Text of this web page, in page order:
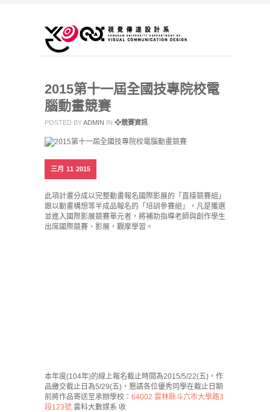
2015第十一屆全國技專院校電
腦動畫競賽
POSTED BYADMIN IN ❖競賽資訊
三月 11 2015
此項計畫分成以完整動畫報名國際影展的「直接競賽組」
跟以動畫構想等半成品報名的「培訓參賽組」， 凡是獲選
並進入國際影展競賽單元者， 將補助指導老師與創作學生
出席國際競賽、影展，觀摩學習。
本年度(104年)的線上報名截止時間為2015/5/22(五)，作
品繳交截止日為5/29(五)， 懇請各位優秀同學在截止日期
前將作品寄送至承辦學校： 64002 雲林縣斗六市大學路3
段123號 雲科大數媒系 收